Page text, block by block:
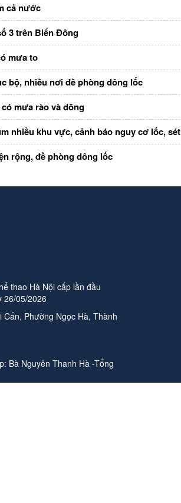
cả nước
3 trên Biển Đông
mưa to
bộ, nhiều nơi đề phòng dông lốc
mưa rào và dông
nhiều khu vực, cảnh báo nguy cơ lốc, sét
rộng, đề phòng dông lốc
thao Hà Nội cấp lần đầu
26/05/2026
Phường Ngọc Hà, Thành
Bà Nguyễn Thanh Hà -Tổng